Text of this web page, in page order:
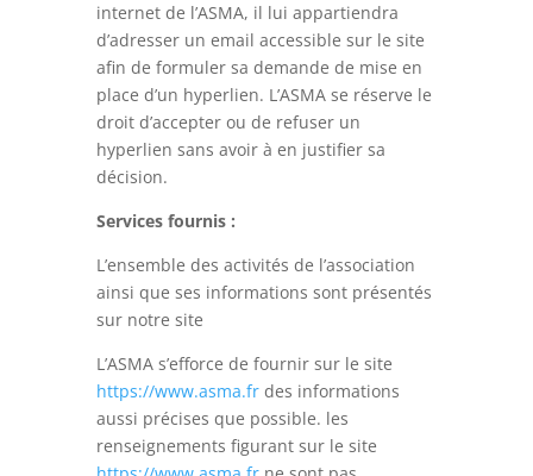
internet de l’ASMA, il lui appartiendra
d’adresser un email accessible sur le site
afin de formuler sa demande de mise en
place d’un hyperlien. L’ASMA se réserve le
droit d’accepter ou de refuser un
hyperlien sans avoir à en justifier sa
décision.
Services fournis :
L’ensemble des activités de l’association
ainsi que ses informations sont présentés
sur notre site
L’ASMA s’efforce de fournir sur le site
https://www.asma.frdes informations
aussi précises que possible. les
renseignements figurant sur le site